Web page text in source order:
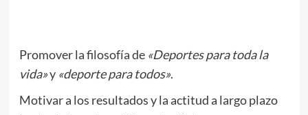
Promover la filosofía de «Deportes para toda la
vida»y «deporte para todos».
Motivar a los resultados y la actitud a largo plazo